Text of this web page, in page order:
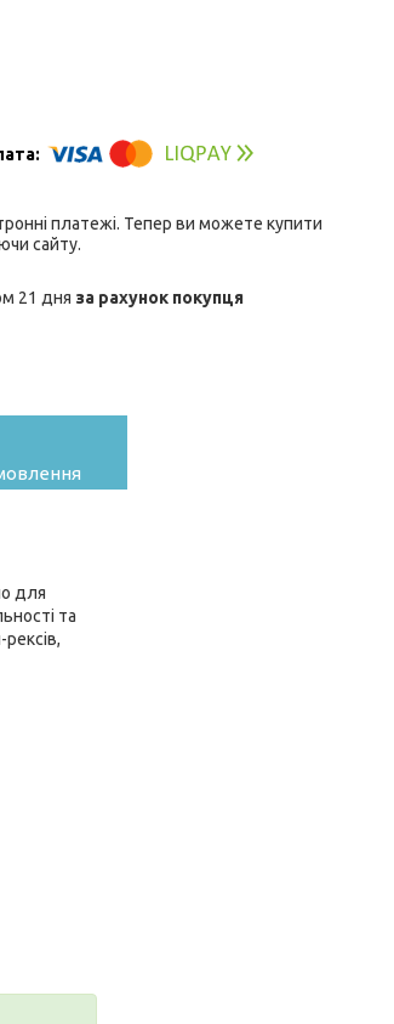
платежі. Тепер ви можете купити
сайту.
21 дня за рахунок покупця
для
та